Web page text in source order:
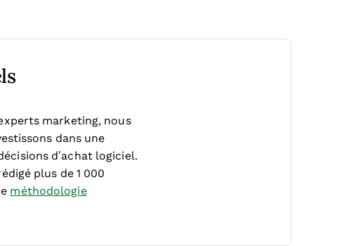
marketing, nous
dans une
d’achat logiciel.
plus de 1 000
méthodologie